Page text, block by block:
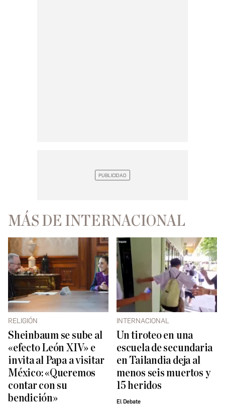
MÁS DE INTERNACIONAL
RELIGIÓN
Sheinbaum se sube al
«efecto León XIV» e
invita al Papa a visitar
México: «Queremos
contar con su
bendición»
INTERNACIONAL
Un tiroteo en una
escuela de secundaria
en Tailandia deja al
menos seis muertos y
15 heridos
El Debate